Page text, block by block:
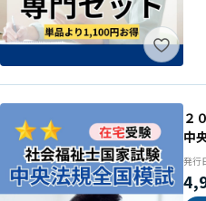
２
中
目
発行